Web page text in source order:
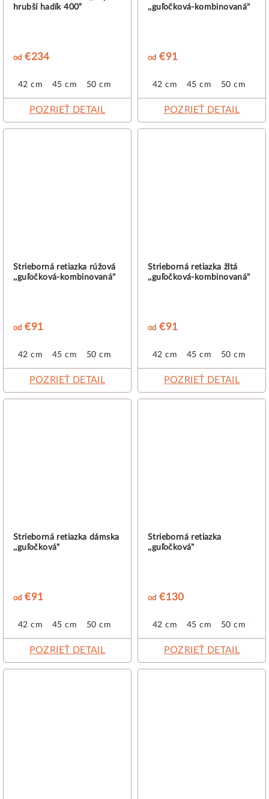
hrubší hadík 400“
od €234
42 cm 45 cm 50 cm
POZRIEŤ DETAIL
,,guľočková-kombinovaná"
od €91
42 cm 45 cm 50 cm
POZRIEŤ DETAIL
Strieborná retiazka rúžová
,,guľočková-kombinovaná"
od €91
42 cm 45 cm 50 cm
POZRIEŤ DETAIL
Strieborná retiazka žltá
,,guľočková-kombinovaná"
od €91
42 cm 45 cm 50 cm
POZRIEŤ DETAIL
Strieborná retiazka dámska
,,guľočková"
od €91
42 cm 45 cm 50 cm
POZRIEŤ DETAIL
Strieborná retiazka
,,guľočková"
od €130
42 cm 45 cm 50 cm 70
POZRIEŤ DETAIL